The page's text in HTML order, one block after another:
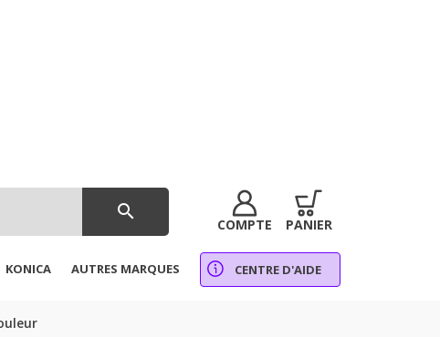
search
COMPTE PANIER
KONICA AUTRES MARQUES CENTRE D'AIDE